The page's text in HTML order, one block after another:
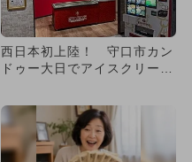
西日本初上陸！ 守口市カン
ドゥー大日でアイスクリーム